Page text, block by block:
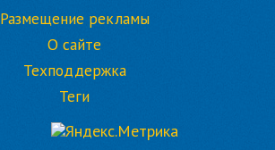
Размещение рекламы
О сайте
Техподдержка
Теги